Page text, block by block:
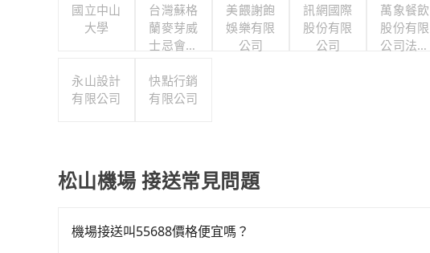
國立中山
大學
台灣蘇格
蘭麥芽威
士忌會所
公司
美餵謝飽
娛樂有限
公司
訊網國際
股份有限
公司
萬象餐飲
股份有限
公司法料
永山設計
有限公司
快點行銷
有限公司
松山機場 接送常見問題
機場接送叫55688價格便宜嗎？